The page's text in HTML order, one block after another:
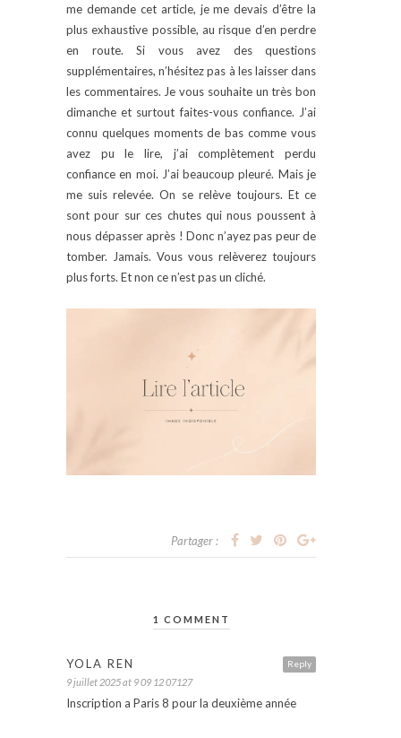
me demande cet article, je me devais d’être la
plus exhaustive possible, au risque d’en perdre
en route. Si vous avez des questions
supplémentaires, n’hésitez pas à les laisser dans
les commentaires. Je vous souhaite un très bon
dimanche et surtout faites-vous confiance. J’ai
connu quelques moments de bas comme vous
avez pu le lire, j’ai complètement perdu
confiance en moi. J’ai beaucoup pleuré. Mais je
me suis relevée. On se relève toujours. Et ce
sont pour sur ces chutes qui nous poussent à
nous dépasser après ! Donc n’ayez pas peur de
tomber. Jamais. Vous vous relèverez toujours
plus forts. Et non ce n’est pas un cliché.
Partager :
1 COMMENT
Reply
YOLA REN
9 juillet 2025 at 9 09 12 07127
Inscription a Paris 8 pour la deuxième année